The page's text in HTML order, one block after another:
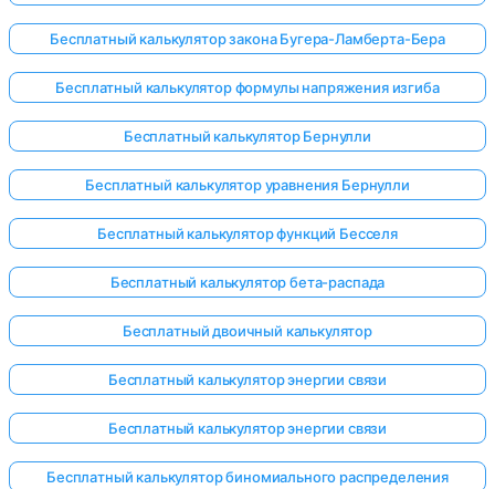
Бесплатный калькулятор закона Бугера-Ламберта-Бера
Бесплатный калькулятор формулы напряжения изгиба
Бесплатный калькулятор Бернулли
Бесплатный калькулятор уравнения Бернулли
Бесплатный калькулятор функций Бесселя
Бесплатный калькулятор бета-распада
Бесплатный двоичный калькулятор
Бесплатный калькулятор энергии связи
Бесплатный калькулятор энергии связи
Бесплатный калькулятор биномиального распределения